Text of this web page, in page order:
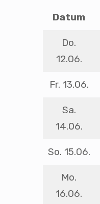
Datum
Do.
12.06.
Fr. 13.06.
Sa.
14.06.
So. 15.06.
Mo.
16.06.